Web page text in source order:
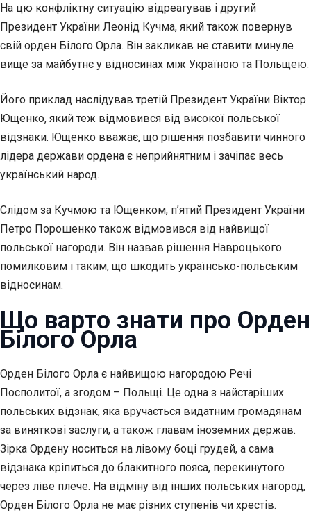
На цю конфліктну ситуацію відреагував і другий
Президент України Леонід Кучма, який також повернув
свій орден Білого Орла. Він закликав не ставити минуле
вище за майбутнє у відносинах між Україною та Польщею.
Його приклад наслідував третій Президент України Віктор
Ющенко, який теж відмовився від високої польської
відзнаки. Ющенко вважає, що рішення позбавити чинного
лідера держави ордена є неприйнятним і зачіпає весь
український народ.
Слідом за Кучмою та Ющенком, п’ятий Президент України
Петро Порошенко також відмовився від найвищої
польської нагороди. Він назвав рішення Навроцького
помилковим і таким, що шкодить українсько-польським
відносинам.
Що варто знати про Орден
Білого Орла
Орден Білого Орла є найвищою нагородою Речі
Посполитої, а згодом – Польщі. Це одна з найстаріших
польських відзнак, яка вручається видатним громадянам
за виняткові заслуги, а також главам іноземних держав.
Зірка Ордену носиться на лівому боці грудей, а сама
відзнака кріпиться до блакитного пояса, перекинутого
через ліве плече. На відміну від інших польських нагород,
Орден Білого Орла не має різних ступенів чи хрестів.